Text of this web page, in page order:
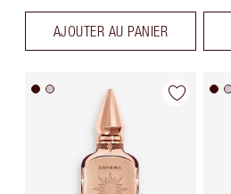
AJOUTER AU PANIER